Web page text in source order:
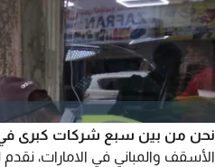
نحن من بين سبع شركات كبرى في
الأسقف والمباني في الامارات،